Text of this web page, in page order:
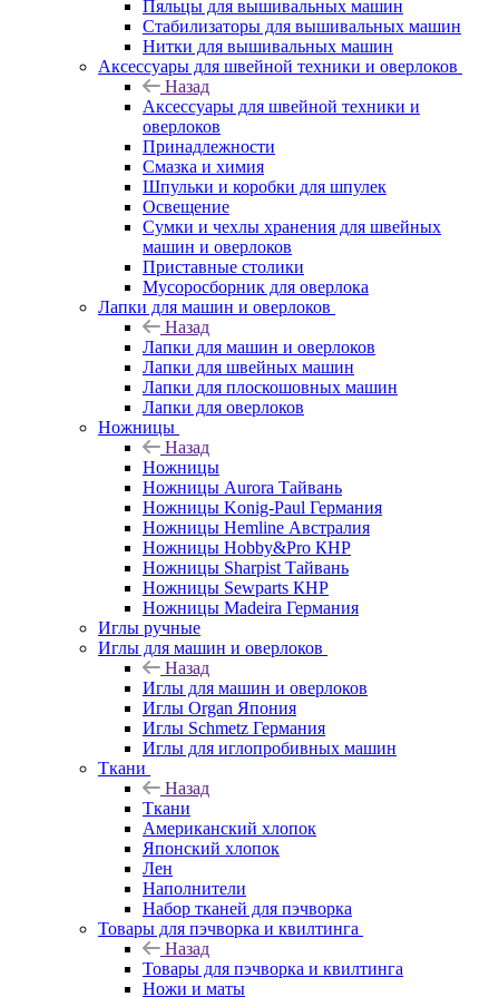
Пяльцы для вышивальных машин
Стабилизаторы для вышивальных машин
Нитки для вышивальных машин
Аксессуары для швейной техники и оверлоков
Назад
Аксессуары для швейной техники и
оверлоков
Принадлежности
Смазка и химия
Шпульки и коробки для шпулек
Освещение
Сумки и чехлы хранения для швейных
машин и оверлоков
Приставные столики
Мусоросборник для оверлока
Лапки для машин и оверлоков
Назад
Лапки для машин и оверлоков
Лапки для швейных машин
Лапки для плоскошовных машин
Лапки для оверлоков
Ножницы
Назад
Ножницы
Ножницы Aurora Тайвань
Ножницы Konig-Paul Германия
Ножницы Hemline Австралия
Ножницы Hobby&Pro КНР
Ножницы Sharpist Тайвань
Ножницы Sewparts КНР
Ножницы Madeira Германия
Иглы ручные
Иглы для машин и оверлоков
Назад
Иглы для машин и оверлоков
Иглы Organ Япония
Иглы Schmetz Германия
Иглы для иглопробивных машин
Ткани
Назад
Ткани
Американский хлопок
Японский хлопок
Лен
Наполнители
Набор тканей для пэчворка
Товары для пэчворка и квилтинга
Назад
Товары для пэчворка и квилтинга
Ножи и маты